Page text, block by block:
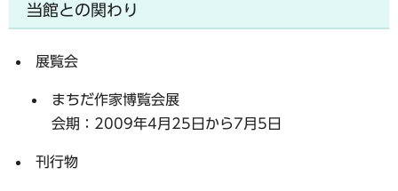
当館との関わり
展覧会
まちだ作家博覧会展
会期：2009年4月25日から7月5日
刊行物